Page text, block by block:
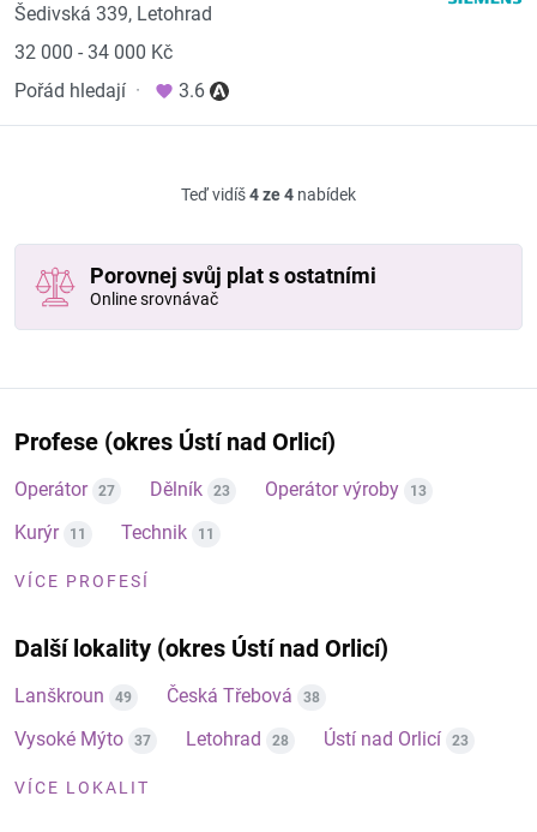
Šedivská 339, Letohrad
32 000 - 34 000 Kč
Pořád hledají · 3.6
Teď vidíš4 ze 4 nabídek
Porovnej svůj plat s ostatními
Online srovnávač
Profese (okres Ústí nad Orlicí)
Operátor 27 Dělník 23 Operátor výroby 13
Kurýr 11 Technik 11
VÍCE PROFESÍ
Další lokality (okres Ústí nad Orlicí)
Lanškroun 49 Česká Třebová 38
Vysoké Mýto 37 Letohrad 28 Ústí nad Orlicí 23
VÍCE LOKALIT